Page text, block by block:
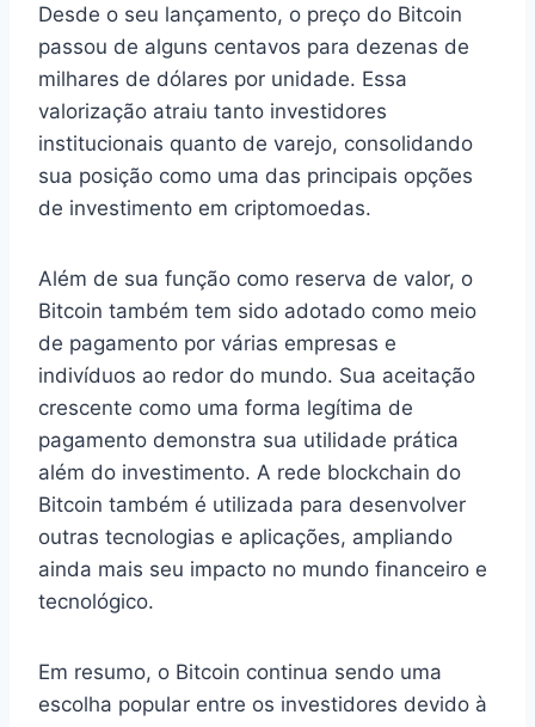
Desde o seu lançamento, o preço do Bitcoin
passou de alguns centavos para dezenas de
milhares de dólares por unidade. Essa
valorização atraiu tanto investidores
institucionais quanto de varejo, consolidando
sua posição como uma das principais opções
de investimento em criptomoedas.
Além de sua função como reserva de valor, o
Bitcoin também tem sido adotado como meio
de pagamento por várias empresas e
indivíduos ao redor do mundo. Sua aceitação
crescente como uma forma legítima de
pagamento demonstra sua utilidade prática
além do investimento. A rede blockchain do
Bitcoin também é utilizada para desenvolver
outras tecnologias e aplicações, ampliando
ainda mais seu impacto no mundo financeiro e
tecnológico.
Em resumo, o Bitcoin continua sendo uma
escolha popular entre os investidores devido à